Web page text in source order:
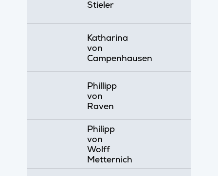
Stieler
Katharina
von
Campenhausen
Phillipp
von
Raven
Philipp
von
Wolff
Metternich